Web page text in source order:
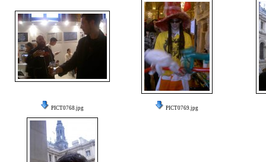
PICT0768.jpg PICT0769.jpg